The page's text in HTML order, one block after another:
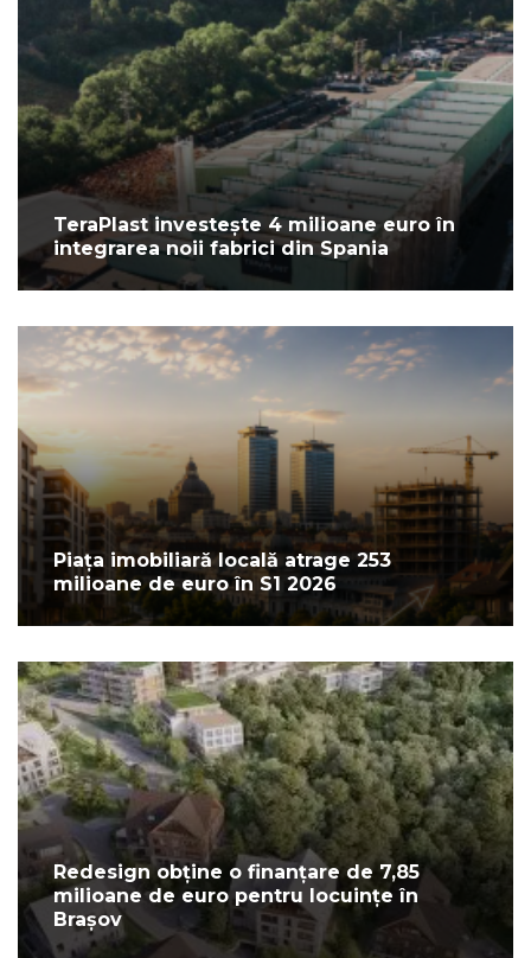
TeraPlast investește 4 milioane euro în
integrarea noii fabrici din Spania
Piața imobiliară locală atrage 253
milioane de euro în S1 2026
Redesign obține o finanțare de 7,85
milioane de euro pentru locuințe în
Brașov